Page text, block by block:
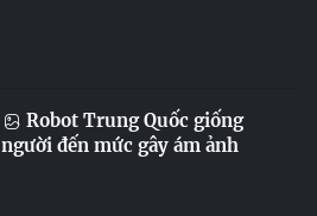
Robot Trung Quốc giống
người đến mức gây ám ảnh